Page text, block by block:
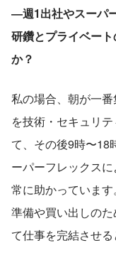
―週1出社やスーパ
研鑽とプライベー
か？
私の場合、朝が一
を技術・セキュリ
て、その後9時〜18
ーパーフレックス
常に助かっていま
準備や買い出しの
て仕事を完結させる